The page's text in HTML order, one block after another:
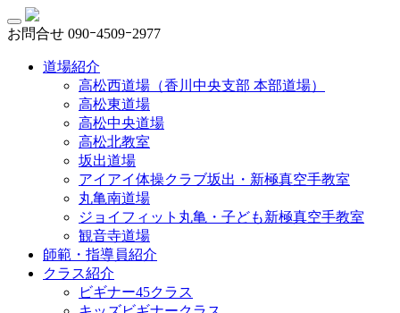
お問合せ 090ｰ4509ｰ2977
道場紹介
高松西道場（香川中央支部 本部道場）
高松東道場
高松中央道場
高松北教室
坂出道場
アイアイ体操クラブ坂出・新極真空手教室
丸亀南道場
ジョイフィット丸亀・子ども新極真空手教室
観音寺道場
師範・指導員紹介
クラス紹介
ビギナー45クラス